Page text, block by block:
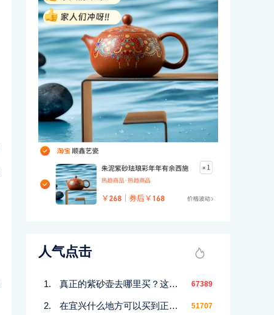
人气点击
真正的紫砂壶去哪里买？这几个地方都能买到！ 67389
在宜兴什么地方可以买到正宗紫砂壶 51707